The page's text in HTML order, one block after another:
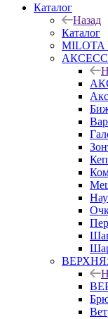
Каталог
Назад
Каталог
MILOTA